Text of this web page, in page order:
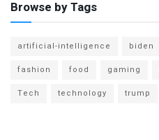
Browse by Tags
artificial-intelligence biden
fashion
food gaming
Tech
technology trump